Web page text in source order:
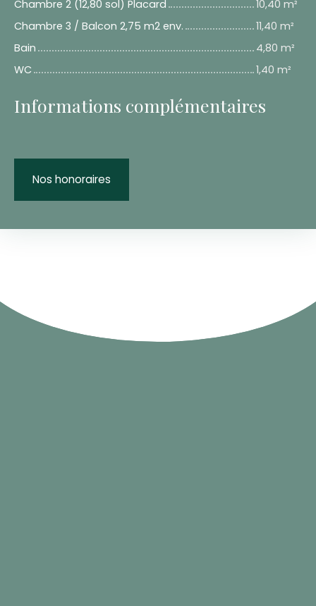
Chambre 2 (12,80 sol) Placard
10,40 m²
Chambre 3 / Balcon 2,75 m2 env.
11,40 m²
Bain
4,80 m²
WC
1,40 m²
Informations complémentaires
Nos honoraires